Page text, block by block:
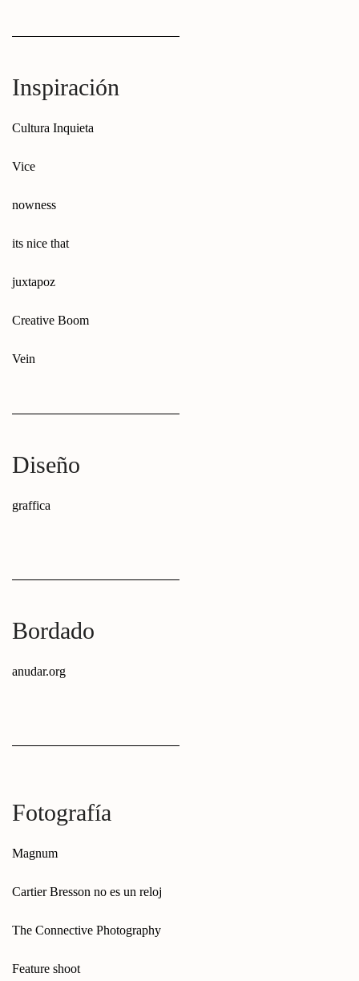
Inspiración
Cultura Inquieta
Vice
nowness
its nice that
juxtapoz
Creative Boom
Vein
Diseño
graffica
Bordado
anudar.org
Fotografía
Magnum
Cartier Bresson no es un reloj
The Connective Photography
Feature shoot